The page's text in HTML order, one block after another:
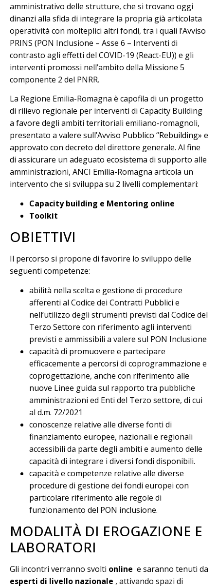
amministrativo delle strutture, che si trovano oggi
dinanzi alla sfida di integrare la propria già articolata
operatività con molteplici altri fondi, tra i quali l’Avviso
PRINS (PON Inclusione – Asse 6 – Interventi di
contrasto agli effetti del COVID-19 (React-EU)) e gli
interventi promossi nell’ambito della Missione 5
componente 2 del PNRR.
La Regione Emilia-Romagna è capofila di un progetto
di rilievo regionale per interventi di Capacity Building
a favore degli ambiti territoriali emiliano-romagnoli,
presentato a valere sull’Avviso Pubblico “Rebuilding» e
approvato con decreto del direttore generale. Al fine
di assicurare un adeguato ecosistema di supporto alle
amministrazioni, ANCI Emilia-Romagna articola un
intervento che si sviluppa su 2 livelli complementari:
Capacity building e Mentoring online
Toolkit
OBIETTIVI
Il percorso si propone di favorire lo sviluppo delle
seguenti competenze:
abilità nella scelta e gestione di procedure
afferenti al Codice dei Contratti Pubblici e
nell’utilizzo degli strumenti previsti dal Codice del
Terzo Settore con riferimento agli interventi
previsti e ammissibili a valere sul PON Inclusione
capacità di promuovere e partecipare
efficacemente a percorsi di coprogrammazione e
coprogettazione, anche con riferimento alle
nuove Linee guida sul rapporto tra pubbliche
amministrazioni ed Enti del Terzo settore, di cui
al d.m. 72/2021
conoscenze relative alle diverse fonti di
finanziamento europee, nazionali e regionali
accessibili da parte degli ambiti e aumento delle
capacità di integrare i diversi fondi disponibili.
capacità e competenze relative alle diverse
procedure di gestione dei fondi europei con
particolare riferimento alle regole di
funzionamento del PON inclusione.
MODALITÀ DI EROGAZIONE E
LABORATORI
Gli incontri verranno svolti online e saranno tenuti da
esperti di livello nazionale , attivando spazi di